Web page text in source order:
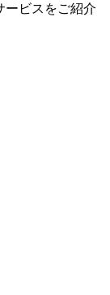
ービスをご紹介